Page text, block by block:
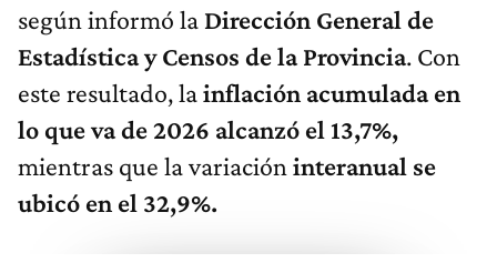
según informó la Dirección General de
Estadística y Censos de la Provincia. Con
este resultado, lainflación acumulada en
lo que va de 2026 alcanzó el 13,7%,
mientras que la variación interanual se
ubicó en el 32,9%.